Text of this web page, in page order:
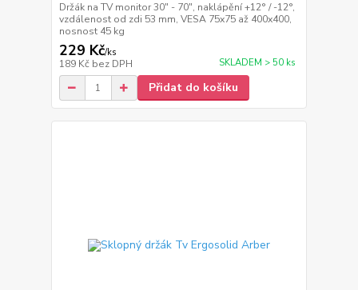
Držák na TV monitor 30" - 70", naklápění +12° / -12°,
vzdálenost od zdi 53 mm, VESA 75x75 až 400x400,
nosnost 45 kg
229 Kč/ks
189 Kč bez DPH SKLADEM > 50 ks
Přidat do košíku